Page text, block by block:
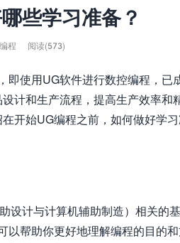
些学习准备？
程 阅读(573)
即使用UG软件进行数控编程，已
计和生产流程，提高生产效率和
开始UG编程之前，如何做好学
设计与计算机辅助制造）相关的
帮助你更好地理解编程的目的